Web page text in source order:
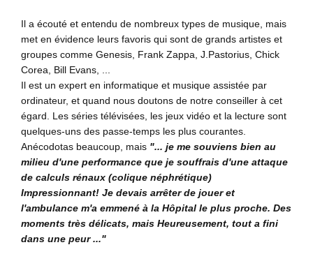
Il a écouté et entendu de nombreux types de musique, mais
met en évidence leurs favoris qui sont de grands artistes et
groupes comme Genesis, Frank Zappa, J.Pastorius, Chick
Corea, Bill Evans, ...
Il est un expert en informatique et musique assistée par
ordinateur, et quand nous doutons de notre conseiller à cet
égard. Les séries télévisées, les jeux vidéo et la lecture sont
quelques-uns des passe-temps les plus courantes.
Anécodotas beaucoup, mais "... je me souviens bien au
milieu d'une performance que je souffrais d'une attaque
de calculs rénaux (colique néphrétique)
Impressionnant! Je devais arrêter de jouer et
l'ambulance m'a emmené à la Hôpital le plus proche. Des
moments très délicats, mais Heureusement, tout a fini
dans une peur ..."